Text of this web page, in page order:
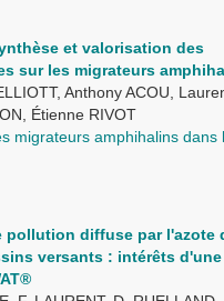
et valorisation des
sur les migrateurs
Anthony ACOU,
Étienne RIVOT
migrateurs amphihalins dans
pollution diffuse par l'azote
versants : intérêts